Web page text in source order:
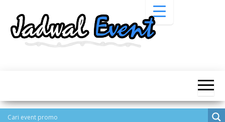
Pameran,
Pameran,
Seminar,